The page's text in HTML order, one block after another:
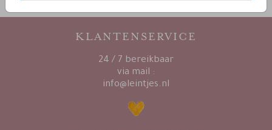
KLANTENSERVICE
24 / 7 bereikbaar
via mail :
info@leintjes.nl